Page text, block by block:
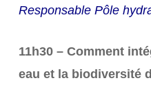
Responsable Pôle
11h30 – Comment
eau et la biodiversité